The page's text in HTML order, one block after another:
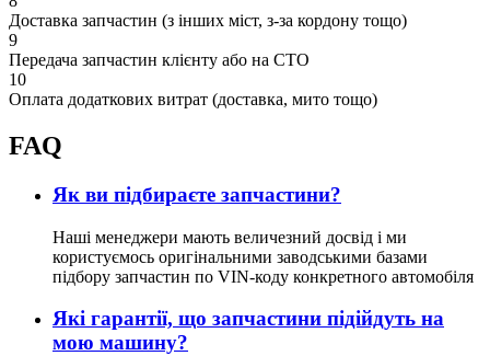
Доставка запчастин (з інших міст, з-за кордону тощо)
9
Передача запчастин клієнту або на СТО
10
Оплата додаткових витрат (доставка, мито тощо)
FAQ
Як ви підбираєте запчастини?
Наші менеджери мають величезний досвід і ми
користуємось оригінальними заводськими базами
підбору запчастин по VIN-коду конкретного автомобіля
Які гарантії, що запчастини підійдуть на
мою машину?